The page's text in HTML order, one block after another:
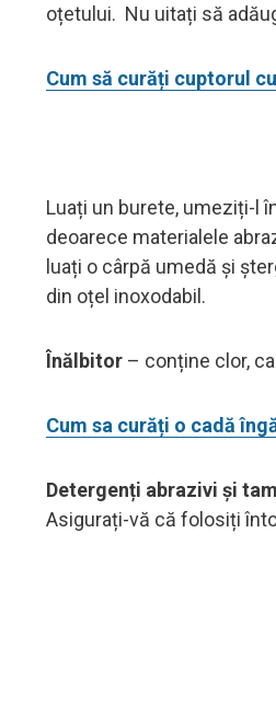
oțetului. Nu uitați să
Cum să curăți cuptorul
Luați un burete, umeziți-l
deoarece materialele
luați o cârpă umedă și
din oțel inoxodabil.
Înălbitor – conține clor,
Cum sa curăți o cadă
Detergenți abrazivi și
Asigurați-vă că folosiți